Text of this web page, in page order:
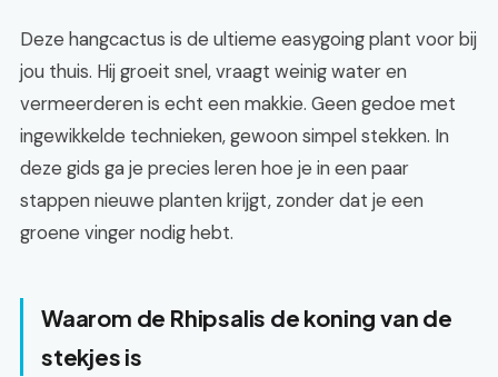
Deze hangcactus is de ultieme easygoing plant voor bij
jou thuis. Hij groeit snel, vraagt weinig water en
vermeerderen is echt een makkie. Geen gedoe met
ingewikkelde technieken, gewoon simpel stekken. In
deze gids ga je precies leren hoe je in een paar
stappen nieuwe planten krijgt, zonder dat je een
groene vinger nodig hebt.
Waarom de Rhipsalis de koning van de
stekjes is